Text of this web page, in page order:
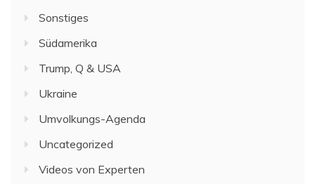
Sonstiges
Südamerika
Trump, Q & USA
Ukraine
Umvolkungs-Agenda
Uncategorized
Videos von Experten